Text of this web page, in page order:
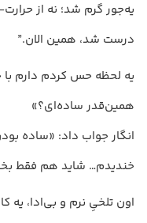
یه‌جور گرم شد؛ نه از
درست شد، همین الان.”
یه لحظه حس کردم دارم
همین‌قدر ساده‌ای؟»
انگار جواب داد: «ساده
خندیدم… شاید هم فقط
اون تلخیِ نرم و بی‌ادا، یه